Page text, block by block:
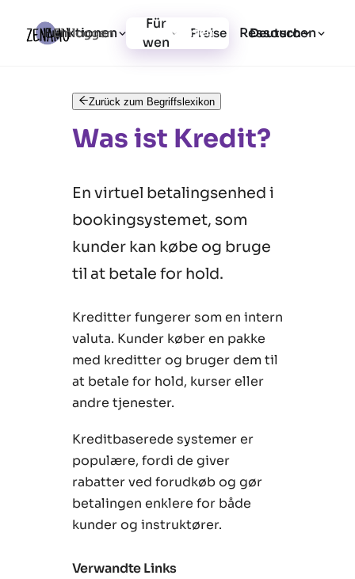
Funktionen
Für
wen
Preise Ressourcen
Einloggen Jetzt starten Deutsch
Zurück zum Begriffslexikon
Was ist Kredit?
En virtuel betalingsenhed i
bookingsystemet, som
kunder kan købe og bruge
til at betale for hold.
Kreditter fungerer som en intern
valuta. Kunder køber en pakke
med kreditter og bruger dem til
at betale for hold, kurser eller
andre tjenester.
Kreditbaserede systemer er
populære, fordi de giver
rabatter ved forudkøb og gør
betalingen enklere for både
kunder og instruktører.
Verwandte Links